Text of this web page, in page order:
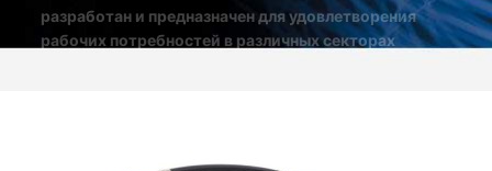
разработан и предназначен для удовлетворения
рабочих потребностей в различных секторах